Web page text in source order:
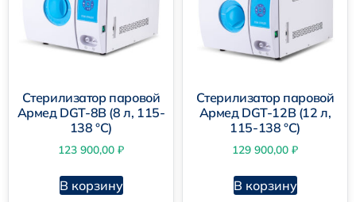
BES-22L-B-LCD YouJoy
Стерилизатор паровой
Армед DGT-8B (8 л, 115-
138 °C)
123 900,00 ₽
В корзину
Стерилизатор паровой
Армед DGT-12B (12 л,
115-138 °C)
129 900,00 ₽
В корзину